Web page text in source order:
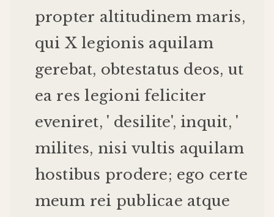
propter altitudinem maris,
qui X legionis aquilam
gerebat, obtestatus deos, ut
ea res legioni feliciter
eveniret, ' desilite', inquit, '
milites, nisi vultis aquilam
hostibus prodere; ego certe
meum rei publicae atque